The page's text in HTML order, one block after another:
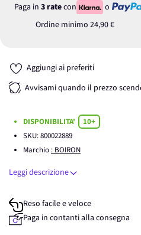
Paga in 3 ratecon
o
Ordine minimo 24,90 €
Aggiungi ai preferiti
Avvisami quando il prezzo
DISPONIBILITA'
10+
SKU:800022889
Marchio : BOIRON
Leggi descrizione
Reso facile e veloce
Paga in contanti alla consegna